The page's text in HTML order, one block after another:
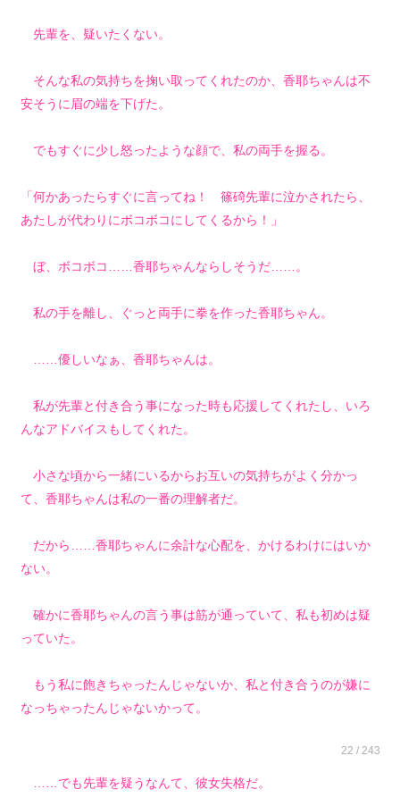
先輩を、疑いたくない。
そんな私の気持ちを掬い取ってくれたのか、香耶ちゃんは不
安そうに眉の端を下げた。
でもすぐに少し怒ったような顔で、私の両手を握る。
「何かあったらすぐに言ってね！ 篠碕先輩に泣かされたら、
あたしが代わりにボコボコにしてくるから！」
ぼ、ボコボコ……香耶ちゃんならしそうだ……。
私の手を離し、ぐっと両手に拳を作った香耶ちゃん。
……優しいなぁ、香耶ちゃんは。
私が先輩と付き合う事になった時も応援してくれたし、いろ
んなアドバイスもしてくれた。
小さな頃から一緒にいるからお互いの気持ちがよく分かっ
て、香耶ちゃんは私の一番の理解者だ。
だから……香耶ちゃんに余計な心配を、かけるわけにはいか
ない。
確かに香耶ちゃんの言う事は筋が通っていて、私も初めは疑
っていた。
もう私に飽きちゃったんじゃないか、私と付き合うのが嫌に
なっちゃったんじゃないかって。
22 / 243
……でも先輩を疑うなんて、彼女失格だ。